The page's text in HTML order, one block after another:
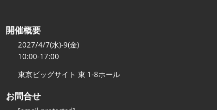
開催概要
2027/4/7(水)-9(金)
10:00-17:00
東京ビッグサイト 東 1-8ホール
お問合せ